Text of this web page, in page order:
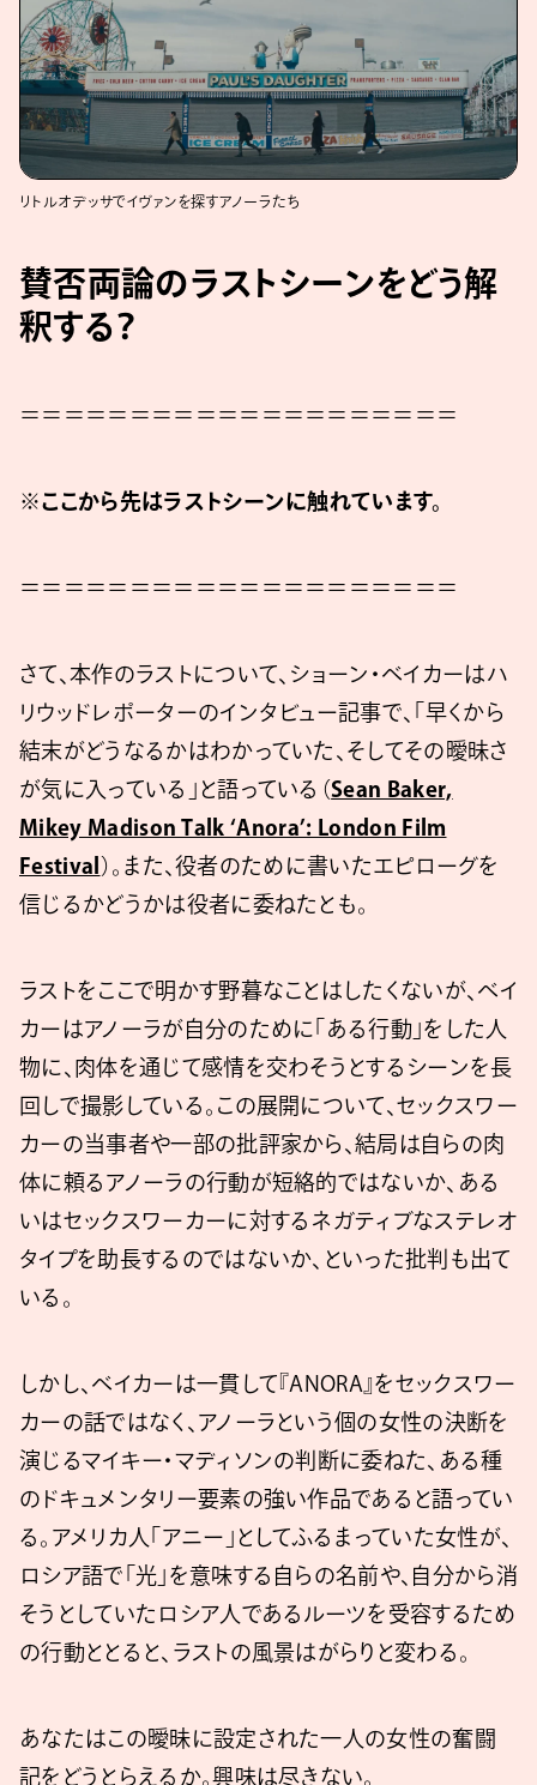
リトルオデッサでイヴァンを探すアノーラたち
賛否両論のラストシーンをどう解
釈する？
＝＝＝＝＝＝＝＝＝＝＝＝＝＝＝＝＝＝＝＝
※ここから先はラストシーンに触れています。
＝＝＝＝＝＝＝＝＝＝＝＝＝＝＝＝＝＝＝＝
さて、本作のラストについて、ショーン・ベイカーはハ
リウッドレポーターのインタビュー記事で、「早くから
結末がどうなるかはわかっていた、そしてその曖昧さ
が気に入っている」と語っている（Sean Baker,
Mikey Madison Talk ‘Anora’: London Film
Festival ）。また、役者のために書いたエピローグを
信じるかどうかは役者に委ねたとも。
ラストをここで明かす野暮なことはしたくないが、ベイ
カーはアノーラが自分のために「ある行動」をした人
物に、肉体を通じて感情を交わそうとするシーンを長
回しで撮影している。この展開について、セックスワー
カーの当事者や一部の批評家から、結局は自らの肉
体に頼るアノーラの行動が短絡的ではないか、ある
いはセックスワーカーに対するネガティブなステレオ
タイプを助長するのではないか、といった批判も出て
いる。
しかし、ベイカーは一貫して『ANORA』をセックスワー
カーの話ではなく、アノーラという個の女性の決断を
演じるマイキー・マディソンの判断に委ねた、ある種
のドキュメンタリー要素の強い作品であると語ってい
る。アメリカ人「アニー」としてふるまっていた女性が、
ロシア語で「光」を意味する自らの名前や、自分から消
そうとしていたロシア人であるルーツを受容するため
の行動ととると、ラストの風景はがらりと変わる。
あなたはこの曖昧に設定された一人の女性の奮闘
記をどうとらえるか。興味は尽きない。